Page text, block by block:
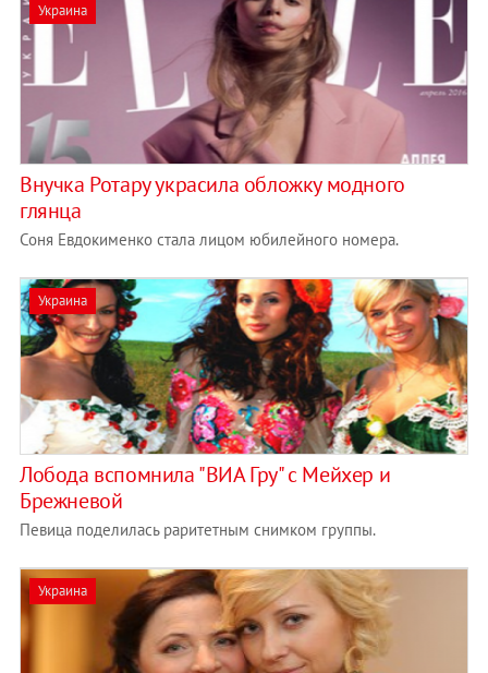
Украина
Внучка Ротару украсила обложку модного
глянца
Соня Евдокименко стала лицом юбилейного номера.
Украина
Лобода вспомнила "ВИА Гру" с Мейхер и
Брежневой
Певица поделилась раритетным снимком группы.
Украина